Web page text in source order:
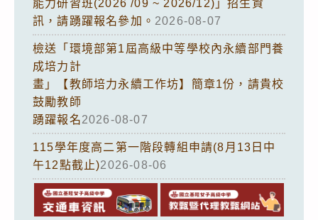
能力研習班(2026 /09 ~ 2026/12)」招生資
訊，請踴躍報名參加。 2026-08-07
檢送「環境部第1屆高級中等學校內永續部門養
成培力計
畫」【教師培力永續工作坊】簡章1份，請貴校
鼓勵教師
踴躍報名2026-08-07
115學年度高二第一階段轉組申請(8月13日中
午12點截止)2026-08-06